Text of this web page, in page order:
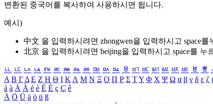
변환된 중국어를 복사하여 사용하시면 됩니다.
예시)
中文 을 입력하시려면 zhongwen을 입력하시고 space
北京 을 입력하시려면 beijing을 입력하시고 space를 누
ㅥ ㅦ ㅧ ㅨ ㅩ ㅪ ㅫ ㅬ ㅭ ㅮ ㅯ ㅰ ㅱ ㅲ ㅳ ㅴ ㅵ ㅶ ㅷ ㅸ ㅹ
Α Β ΓΔ Ε Ζ Η Θ Ι ΚΛ Μ Ν Ξ Ο Π Ρ Σ ΤΥ Φ Χ Ψ Ω α β γ δ ε ζ
á à Á À é è É È ç Ç ê
Ä Ö Ü ä ö ü ß